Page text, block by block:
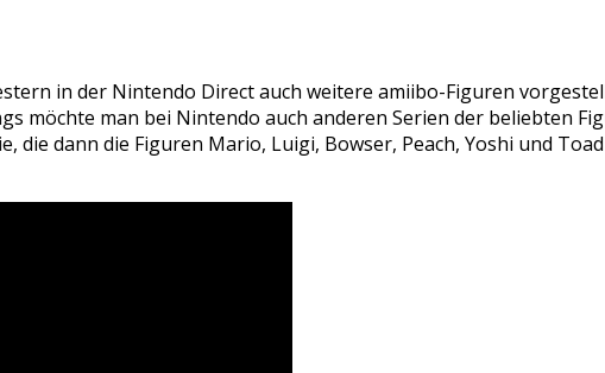
in der Nintendo Direct auch weitere amiibo-Figuren
möchte man bei Nintendo auch anderen Serien der beliebten
die dann die Figuren Mario, Luigi, Bowser, Peach, Yoshi und